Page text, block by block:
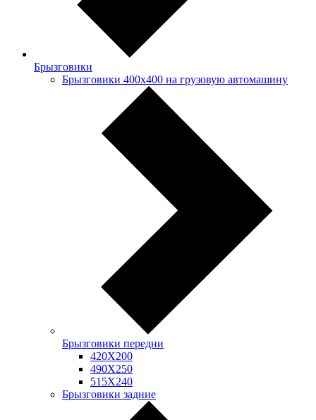
Брызговики
Брызговики 400х400 на грузовую автомашину
Брызговики передни
420Х200
490Х250
515Х240
Брызговики задние